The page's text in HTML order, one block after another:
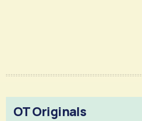
OT Originals